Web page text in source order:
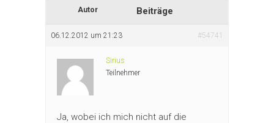
Autor Beiträge
06.12.2012 um 21:23 #54741
Sirius
Teilnehmer
Ja, wobei ich mich nicht auf die